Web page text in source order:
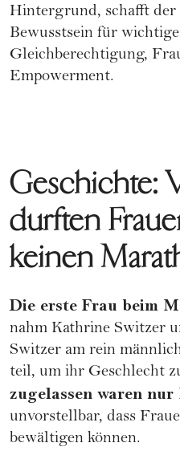
Hintergrund, schafft
Bewusstsein für
Gleichberechtigung,
Empowerment.
Geschichte:
durften
keinen
Die erste Frau beim
nahm Kathrine Switzer
Switzer am rein
teil, um ihr Geschlecht
zugelassen waren nur
unvorstellbar, dass
bewältigen können.